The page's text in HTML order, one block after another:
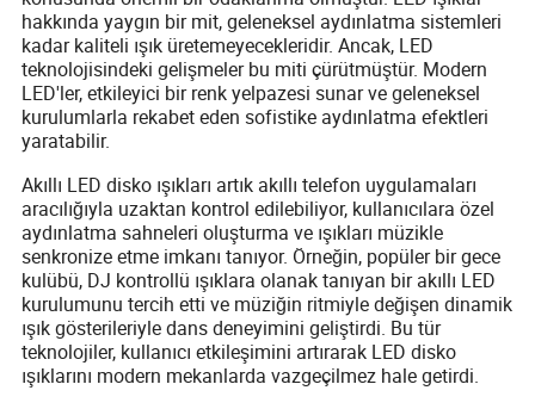
hakkında yaygın bir mit, geleneksel aydınlatma sistemleri
kadar kaliteli ışık üretemeyecekleridir. Ancak, LED
teknolojisindeki gelişmeler bu miti çürütmüştür. Modern
LED'ler, etkileyici bir renk yelpazesi sunar ve geleneksel
kurulumlarla rekabet eden sofistike aydınlatma efektleri
yaratabilir.
Akıllı LED disko ışıkları artık akıllı telefon uygulamaları
aracılığıyla uzaktan kontrol edilebiliyor, kullanıcılara özel
aydınlatma sahneleri oluşturma ve ışıkları müzikle
senkronize etme imkanı tanıyor. Örneğin, popüler bir gece
kulübü, DJ kontrollü ışıklara olanak tanıyan bir akıllı LED
kurulumunu tercih etti ve müziğin ritmiyle değişen dinamik
ışık gösterileriyle dans deneyimini geliştirdi. Bu tür
teknolojiler, kullanıcı etkileşimini artırarak LED disko
ışıklarını modern mekanlarda vazgeçilmez hale getirdi.